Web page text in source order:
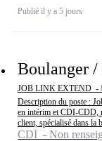
Publié il y a 5 jours
Boulanger
JOB LINK EXTEND -
Description du poste :
en intérim et CDI-CDD,
client, spécialisé dans la
CDI - Non